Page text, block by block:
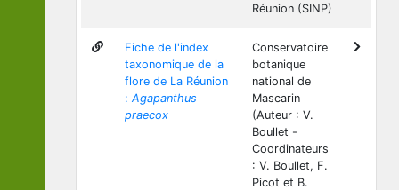
Réunion (SINP)
Fiche de l'index
taxonomique de la
flore de La Réunion
: Agapanthus
praecox
Conservatoire
botanique
national de
Mascarin
(Auteur : V.
Boullet -
Coordinateurs
: V. Boullet, F.
Picot et B.